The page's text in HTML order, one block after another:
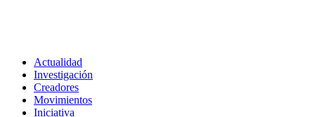
Actualidad
Investigación
Creadores
Movimientos
Iniciativa